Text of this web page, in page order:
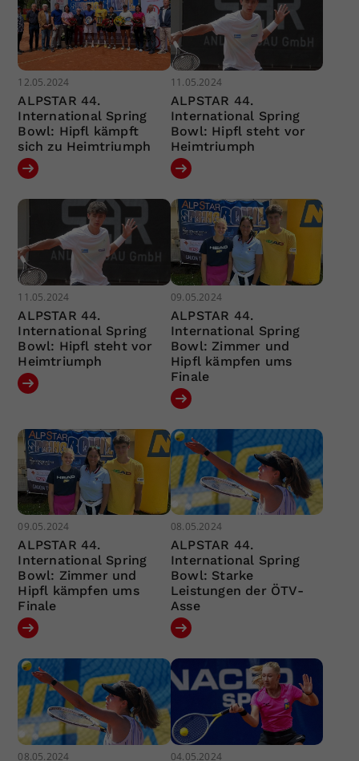
12.05.2024
ALPSTAR 44.
International Spring
Bowl: Hipfl kämpft
sich zu Heimtriumph
11.05.2024
ALPSTAR 44.
International Spring
Bowl: Hipfl steht vor
Heimtriumph
11.05.2024
ALPSTAR 44.
International Spring
Bowl: Hipfl steht vor
Heimtriumph
09.05.2024
ALPSTAR 44.
International Spring
Bowl: Zimmer und
Hipfl kämpfen ums
Finale
09.05.2024
ALPSTAR 44.
International Spring
Bowl: Zimmer und
Hipfl kämpfen ums
Finale
08.05.2024
ALPSTAR 44.
International Spring
Bowl: Starke
Leistungen der ÖTV-
Asse
08.05.2024 04.05.2024